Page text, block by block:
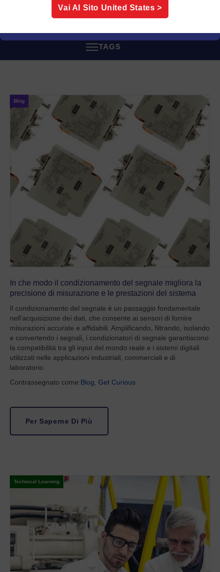
stanno affrontando sfide simili.
TAGS
Blog
In che modo il condizionamento del segnale migliora la
precisione di misurazione e le prestazioni del sistema
Il condizionamento del segnale è un passaggio fondamentale
nell'acquisizione dei dati, che consente ai sensori di fornire
misurazioni accurate e affidabili. Amplificando, filtrando, isolando
e convertendo i segnali, i condizionatori di segnale garantiscono
la compatibilità tra gli input del mondo reale e i sistemi digitali
utilizzati nelle applicazioni industriali, commerciali e di
laboratorio.
Contrassegnato come:Blog Get Curious
Per Saperne Di Più
Technical Learning
Vai Al Sito United States >